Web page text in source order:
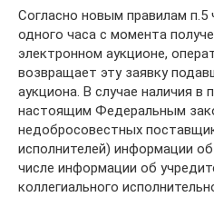
Согласно новым правилам п.5
одного часа с момента
электронном аукционе,
возвращает эту заявку
аукциона. В случае наличия в
настоящим Федеральным
недобросовестных
исполнителей) информации
числе информации об
коллегиального